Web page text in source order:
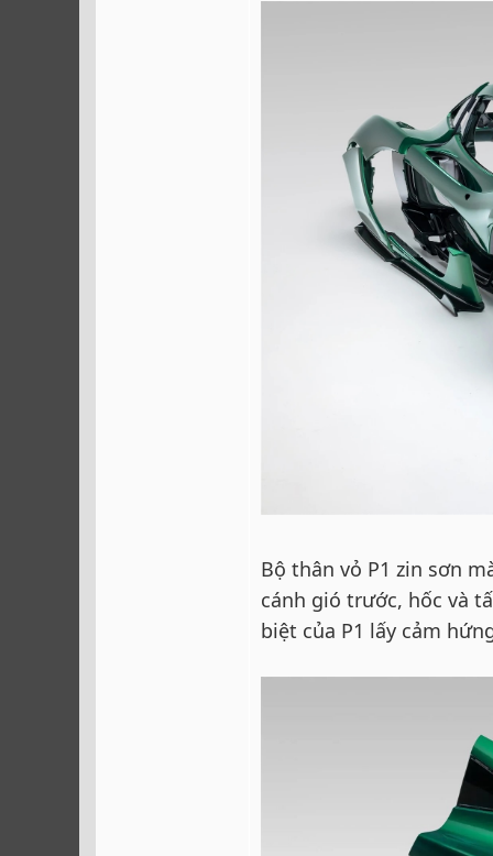
Bộ thân vỏ P1 zin sơn
cánh gió trước, hốc và
biệt của P1 lấy cảm